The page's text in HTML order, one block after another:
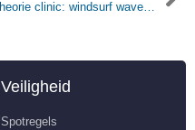
Theorie clinic: windsurf wave riding
Veiligheid
Spotregels